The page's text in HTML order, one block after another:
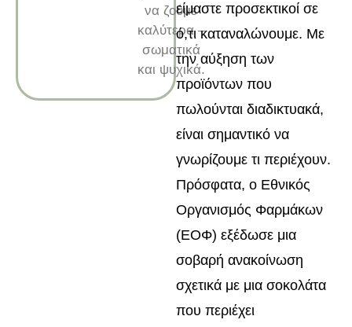
να ζούμε
καλύτερα –
σωματικά
και ψυχικά.
είμαστε προσεκτικοί σε
ό,τι καταναλώνουμε. Με
την αύξηση των
προϊόντων που
πωλούνται διαδικτυακά,
είναι σημαντικό να
γνωρίζουμε τι περιέχουν.
Πρόσφατα, ο Εθνικός
Οργανισμός Φαρμάκων
(ΕΟΦ) εξέδωσε μια
σοβαρή ανακοίνωση
σχετικά με μια σοκολάτα
που περιέχει